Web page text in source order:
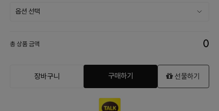
총 상품 금액 0
장바구니 구매하기 선물하기